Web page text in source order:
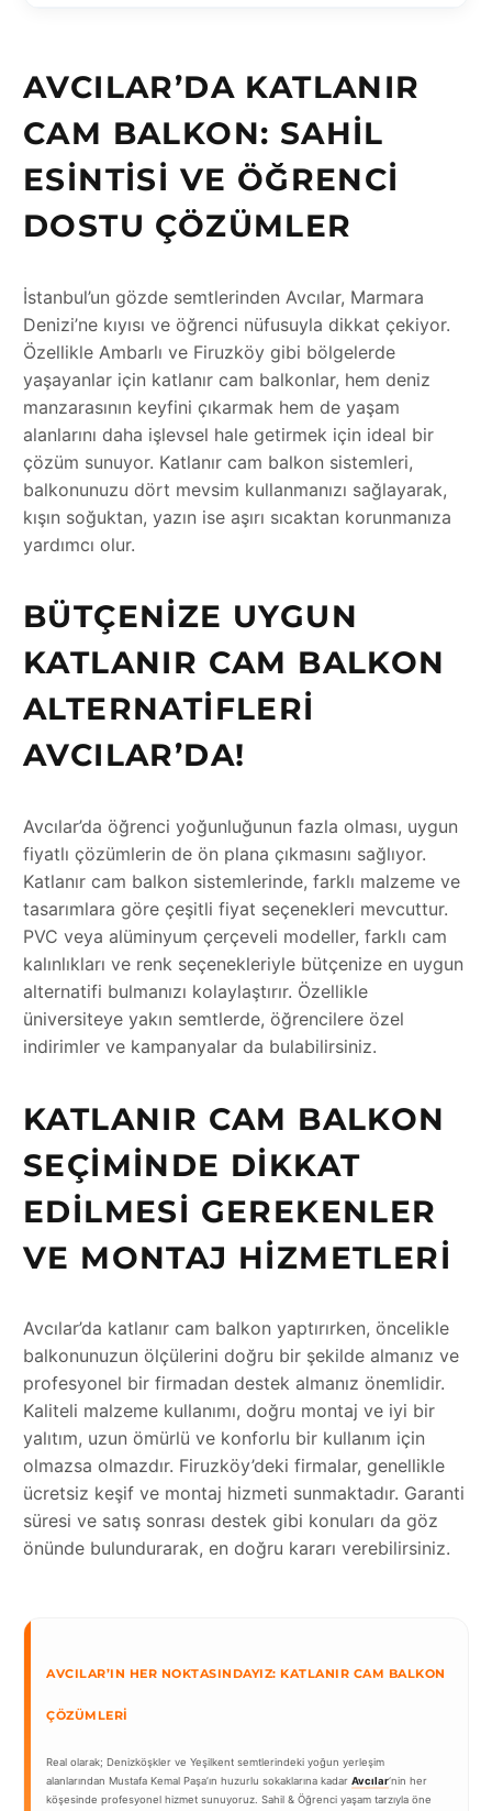
AVCILAR’DA KATLANIR
CAM BALKON: SAHIL
ESINTISI VE ÖĞRENCI
DOSTU ÇÖZÜMLER
İstanbul’un gözde semtlerinden Avcılar, Marmara
Denizi’ne kıyısı ve öğrenci nüfusuyla dikkat çekiyor.
Özellikle Ambarlı ve Firuzköy gibi bölgelerde
yaşayanlar için katlanır cam balkonlar, hem deniz
manzarasının keyfini çıkarmak hem de yaşam
alanlarını daha işlevsel hale getirmek için ideal bir
çözüm sunuyor. Katlanır cam balkon sistemleri,
balkonunuzu dört mevsim kullanmanızı sağlayarak,
kışın soğuktan, yazın ise aşırı sıcaktan korunmanıza
yardımcı olur.
BÜTÇENIZE UYGUN
KATLANIR CAM BALKON
ALTERNATIFLERI
AVCILAR’DA!
Avcılar’da öğrenci yoğunluğunun fazla olması, uygun
fiyatlı çözümlerin de ön plana çıkmasını sağlıyor.
Katlanır cam balkon sistemlerinde, farklı malzeme ve
tasarımlara göre çeşitli fiyat seçenekleri mevcuttur.
PVC veya alüminyum çerçeveli modeller, farklı cam
kalınlıkları ve renk seçenekleriyle bütçenize en uygun
alternatifi bulmanızı kolaylaştırır. Özellikle
üniversiteye yakın semtlerde, öğrencilere özel
indirimler ve kampanyalar da bulabilirsiniz.
KATLANIR CAM BALKON
SEÇIMINDE DIKKAT
EDILMESI GEREKENLER
VE MONTAJ HIZMETLERI
Avcılar’da katlanır cam balkon yaptırırken, öncelikle
balkonunuzun ölçülerini doğru bir şekilde almanız ve
profesyonel bir firmadan destek almanız önemlidir.
Kaliteli malzeme kullanımı, doğru montaj ve iyi bir
yalıtım, uzun ömürlü ve konforlu bir kullanım için
olmazsa olmazdır. Firuzköy’deki firmalar, genellikle
ücretsiz keşif ve montaj hizmeti sunmaktadır. Garanti
süresi ve satış sonrası destek gibi konuları da göz
önünde bulundurarak, en doğru kararı verebilirsiniz.
AVCILAR’IN HER NOKTASINDAYIZ: KATLANIR CAM BALKON
ÇÖZÜMLERI
Real olarak; Denizköşkler ve Yeşilkent semtlerindeki yoğun yerleşim
alanlarından Mustafa Kemal Paşa’ın huzurlu sokaklarına kadar Avcılar‘nin her
köşesinde profesyonel hizmet sunuyoruz. Sahil & Öğrenci yaşam tarzıyla öne